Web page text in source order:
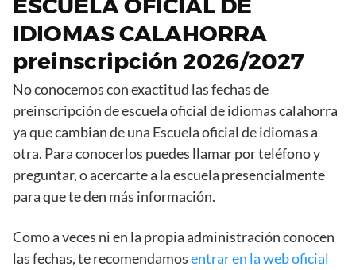
ESCUELA OFICIAL DE
IDIOMAS CALAHORRA
preinscripción 2026/2027
No conocemos con exactitud las fechas de
preinscripción de escuela oficial de idiomas calahorra
ya que cambian de una Escuela oficial de idiomas a
otra. Para conocerlos puedes llamar por teléfono y
preguntar, o acercarte a la escuela presencialmente
para que te den más información.
Como a veces ni en la propia administración conocen
las fechas, te recomendamosentrar en la web oficial